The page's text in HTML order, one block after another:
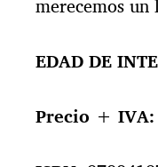
EDAD DE
Precio + IVA: